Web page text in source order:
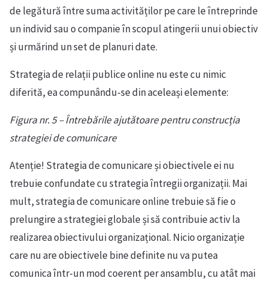
de legătură între suma activităților pe care le întreprinde
un individ sau o companie în scopul atingerii unui obiectiv
și urmărind un set de planuri date.
Strategia de relații publice online nu este cu nimic
diferită, ea compunându-se din aceleași elemente:
Figura nr. 5 – Întrebările ajutătoare pentru construcția
strategiei de comunicare
Atenție! Strategia de comunicare și obiectivele ei nu
trebuie confundate cu strategia întregii organizații. Mai
mult, strategia de comunicare online trebuie să fie o
prelungire a strategiei globale și să contribuie activ la
realizarea obiectivului organizațional. Nicio organizație
care nu are obiectivele bine definite nu va putea
comunica într-un mod coerent per ansamblu, cu atât mai